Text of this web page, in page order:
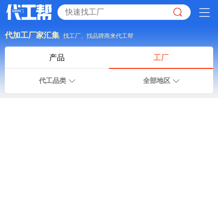
代加工厂家汇集 找工厂、找品牌商来代工帮
产品 工厂
代工品类 全部地区